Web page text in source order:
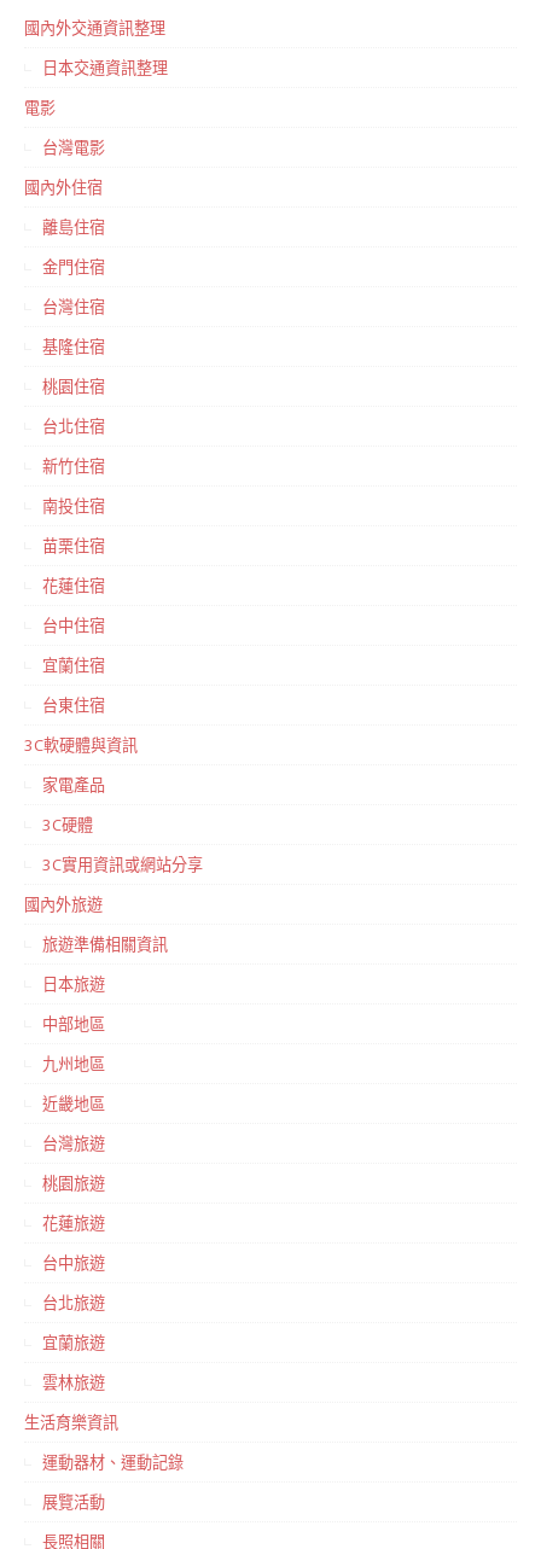
國內外交通資訊整理
日本交通資訊整理
電影
台灣電影
國內外住宿
離島住宿
金門住宿
台灣住宿
基隆住宿
桃園住宿
台北住宿
新竹住宿
南投住宿
苗栗住宿
花蓮住宿
台中住宿
宜蘭住宿
台東住宿
3C軟硬體與資訊
家電產品
3C硬體
3C實用資訊或網站分享
國內外旅遊
旅遊準備相關資訊
日本旅遊
中部地區
九州地區
近畿地區
台灣旅遊
桃園旅遊
花蓮旅遊
台中旅遊
台北旅遊
宜蘭旅遊
雲林旅遊
生活育樂資訊
運動器材、運動記錄
展覽活動
長照相關